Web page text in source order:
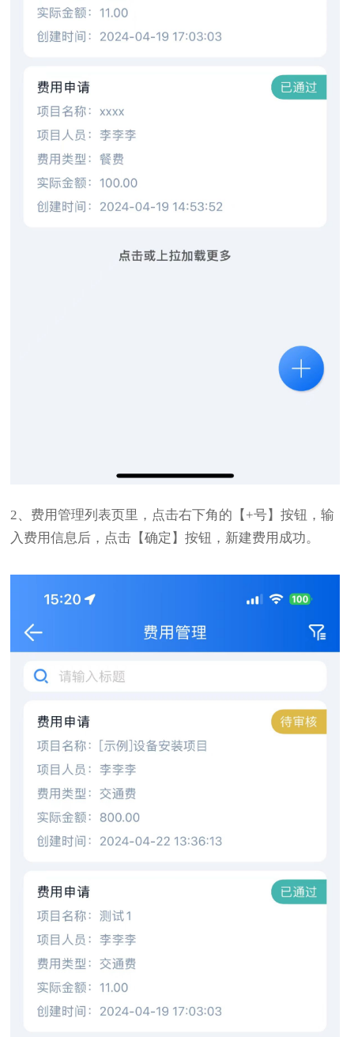
2、费用管理列表页里，点击右下角的【+号】按钮，输
入费用信息后，点击【确定】按钮，新建费用成功。